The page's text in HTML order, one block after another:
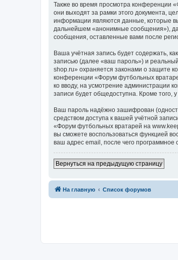
Также во время просмотра конференции
они выходят за рамки этого документа,
информации являются данные, которые
дальнейшем «анонимные сообщения»),
сообщения, оставленные вами после
Ваша учётная запись будет содержать,
записью (далее «ваш пароль») и
shop.ru» охраняется законами о защите
конференции «Форум футбольных
ко вводу, на усмотрение администрации
записи будет общедоступна. Кроме того,
Ваш пароль надёжно зашифрован
средством доступа к вашей учётной
«Форум футбольных вратарей на
вы сможете воспользоваться функцией
ваш адрес email, после чего программное
Вернуться на предыдущую страницу
На главную Список форумов